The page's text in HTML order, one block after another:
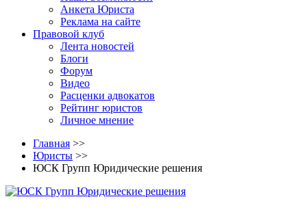
Анкета Юриста
Реклама на сайте
Правовой клуб
Лента новостей
Блоги
Форум
Видео
Расценки адвокатов
Рейтинг юристов
Личное мнение
Главная >>
Юристы >>
ЮСК Групп Юридические решения